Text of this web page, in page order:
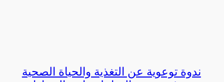
ندوة توعوية عن التغذية والحياة الصحية